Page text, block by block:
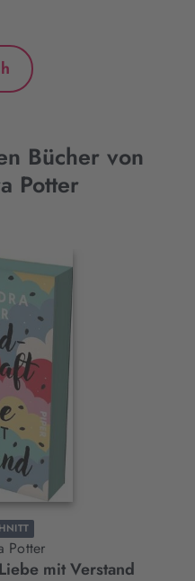
Bücher von
Potter
Potter
mit Verstand